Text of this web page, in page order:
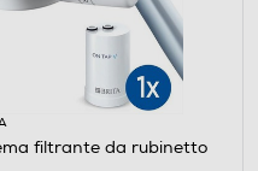
filtrante da rubinetto